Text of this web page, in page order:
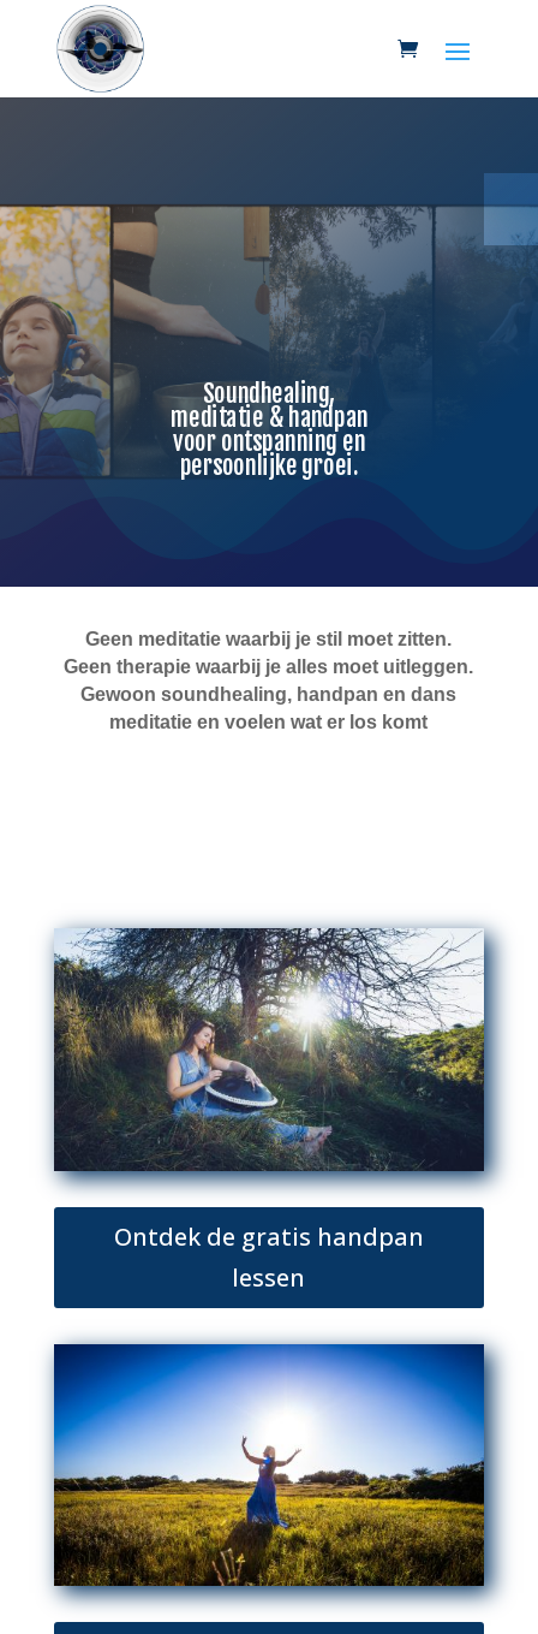
Soundhealing,
meditatie & handpan
voor ontspanning en
persoonlijke groei.
Geen meditatie waarbij je stil moet zitten.
Geen therapie waarbij je alles moet uitleggen.
Gewoon soundhealing, handpan en dans
meditatie en voelen wat er los komt
Ontdek de gratis handpan
lessen